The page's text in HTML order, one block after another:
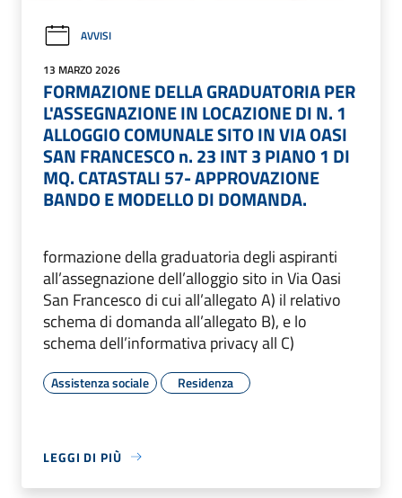
AVVISI
13 MARZO 2026
FORMAZIONE DELLA GRADUATORIA PER
L'ASSEGNAZIONE IN LOCAZIONE DI N. 1
ALLOGGIO COMUNALE SITO IN VIA OASI
SAN FRANCESCO n. 23 INT 3 PIANO 1 DI
MQ. CATASTALI 57- APPROVAZIONE
BANDO E MODELLO DI DOMANDA.
formazione della graduatoria degli aspiranti
all’assegnazione dell’alloggio sito in Via Oasi
San Francesco di cui all’allegato A) il relativo
schema di domanda all’allegato B), e lo
schema dell’informativa privacy all C)
Assistenza sociale Residenza
LEGGI DI PIÙ